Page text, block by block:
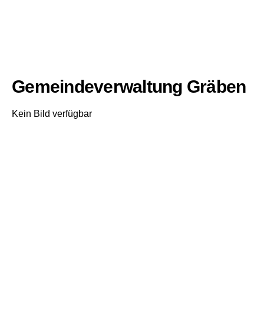
Gemeindeverwaltung Gräben
Kein Bild verfügbar